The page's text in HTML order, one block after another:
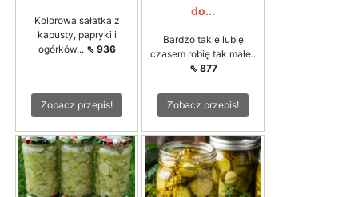
Kolorowa sałatka z
kapusty, papryki i
ogórków... ⇖ 936
Zobacz przepis!
do...
Bardzo takie lubię
,czasem robię tak małe...
⇖ 877
Zobacz przepis!